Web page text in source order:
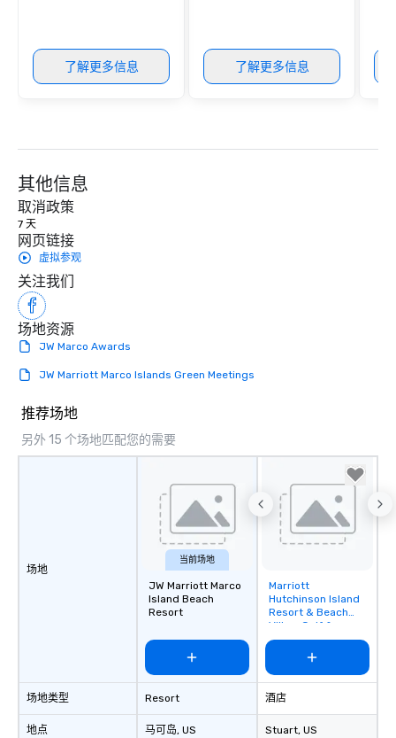
了解更多信息 了解更多信息
其他信息
取消政策
7 天
网页链接
虚拟参观
关注我们
场地资源
JW Marco Awards
JW Marriott Marco Islands Green Meetings
推荐场地
另外 15 个场地匹配您的需要
场地
场地类型
地点
当前场地
JW Marriott Marco
Island Beach
Resort
Resort
马可岛, US
Removed from
favorites
Marriott
Hutchinson Island
Resort & Beach
Villas, Golf &
Marina
酒店
Stuart, US